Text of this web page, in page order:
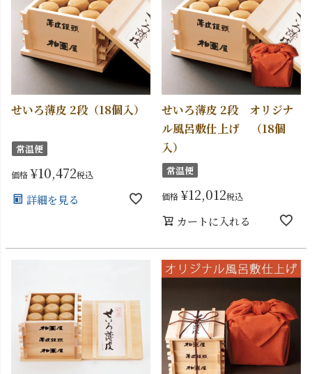
せいろ薄皮 2段（18個入）
常温便
価格 ¥10,472税込
詳細を見る
せいろ薄皮 2段 オリジナ
ル風呂敷仕上げ （18個
入）
常温便
価格 ¥12,012税込
カートに入れる